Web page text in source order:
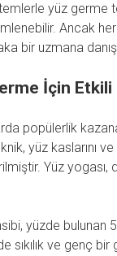
yüz germe
Ancak
bir uzmana
İçin
popülerlik
yüz kaslarını
Yüz yogası,
yüzde bulunan
sıkılık ve genç